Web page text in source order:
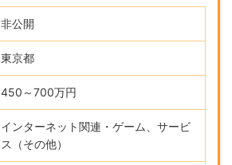
非公開
東京都
450～700万円
インターネット関連・ゲーム、サービ
ス（その他）